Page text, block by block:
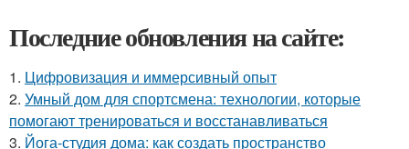
Последние обновления на сайте:
1. Цифровизация и иммерсивный опыт
2. Умный дом для спортсмена: технологии, которые
помогают тренироваться и восстанавливаться
3. Йога-студия дома: как создать пространство